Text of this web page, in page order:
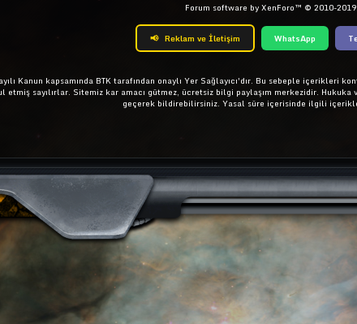
Forum software by XenForo™ © 2010-
📢 Reklam ve İletişim WhatsApp
Kanun kapsamında BTK tarafından onaylı Yer Sağlayıcı'dır. Bu sebeple
sayılırlar. Sitemiz kar amacı gütmez, ücretsiz bilgi paylaşım merkezidir. Hukuka
geçerek bildirebilirsiniz. Yasal süre içerisinde ilgili